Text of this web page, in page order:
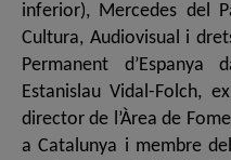
inferior), Mercedes del
Cultura, Audiovisual i
Permanent
Estanislau Vidal-Folch,
director de l’Àrea de
a Catalunya i membre